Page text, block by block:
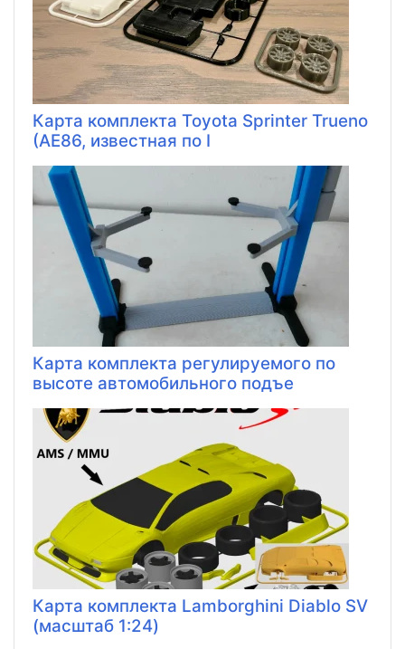
Карта комплекта Toyota Sprinter Trueno
(AE86, известная по I
Карта комплекта регулируемого по
высоте автомобильного подъе
Карта комплекта Lamborghini Diablo SV
(масштаб 1:24)